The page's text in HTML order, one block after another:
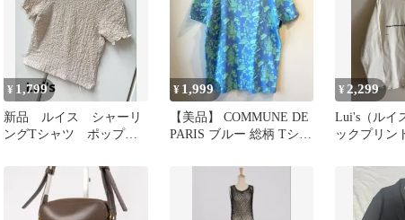
¥ 1,799
新品 ルイス シャーリ
ングTシャツ ポップコ
トップス ラテ
¥ 1,999
【美品】 COMMUNE DE
PARIS ブルー 総柄 Tシャ
¥2,299
Lui's（ルイ
ックプリン